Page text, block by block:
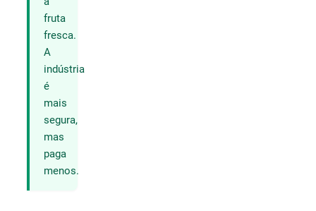
fruta
fresca.
A
indústria
é
mais
segura,
mas
paga
menos.